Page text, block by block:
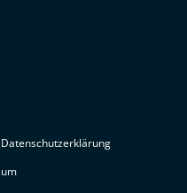
Datenschutzerklärung